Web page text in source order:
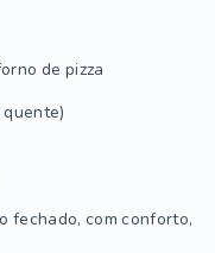
de pizza
fechado, com conforto,